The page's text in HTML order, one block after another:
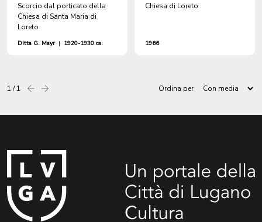
Scorcio dal porticato della
Chiesa di Santa Maria di
Loreto
Ditta G. Mayr | 1920-1930 ca.
Chiesa di Loreto
1966
1 / 1 Precedentesuccessiva Ordina per